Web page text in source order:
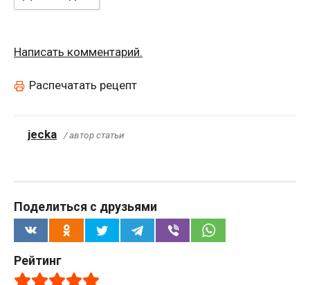
Написать комментарий.
Распечатать рецепт
jecka / автор статьи
Поделиться с друзьями
Рейтинг